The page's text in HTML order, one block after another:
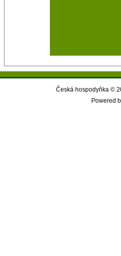
Česká hospodyňka ©
Powered